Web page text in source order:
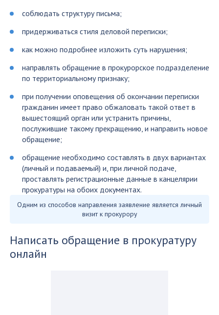
соблюдать структуру письма;
придерживаться стиля деловой переписки;
как можно подробнее изложить суть нарушения;
направлять обращение в прокурорское подразделение
по территориальному признаку;
при получении оповещения об окончании переписки
гражданин имеет право обжаловать такой ответ в
вышестоящий орган или устранить причины,
послужившие такому прекращению, и направить новое
обращение;
обращение необходимо составлять в двух вариантах
(личный и подаваемый) и, при личной подаче,
проставлять регистрационные данные в канцелярии
прокуратуры на обоих документах.
Одним из способов направления заявление является личный
визит к прокурору
Написать обращение в прокуратуру
онлайн